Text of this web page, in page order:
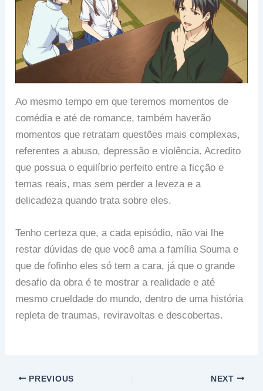
Ao mesmo tempo em que teremos momentos de
comédia e até de romance, também haverão
momentos que retratam questões mais complexas,
referentes a abuso, depressão e violência. Acredito
que possua o equilíbrio perfeito entre a ficção e
temas reais, mas sem perder a leveza e a
delicadeza quando trata sobre eles.
Tenho certeza que, a cada episódio, não vai lhe
restar dúvidas de que você ama a família Souma e
que de fofinho eles só tem a cara, já que o grande
desafio da obra é te mostrar a realidade e até
mesmo crueldade do mundo, dentro de uma história
repleta de traumas, reviravoltas e descobertas.
PREVIOUS NEXT